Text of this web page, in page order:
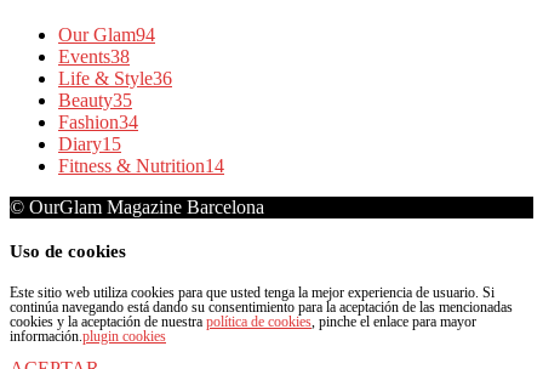
Our Glam94
Events38
Life & Style36
Beauty35
Fashion34
Diary15
Fitness & Nutrition14
© OurGlam Magazine Barcelona
Uso de cookies
Este sitio web utiliza cookies para que usted tenga la mejor experiencia de usuario. Si
continúa navegando está dando su consentimiento para la aceptación de las mencionadas
cookies y la aceptación de nuestra política de cookies, pinche el enlace para mayor
información.plugin cookies